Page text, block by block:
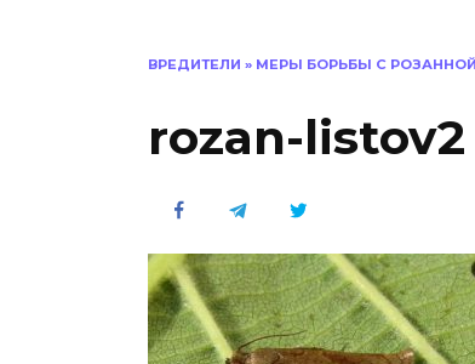
ВРЕДИТЕЛИ » МЕРЫ БОРЬБЫ С
rozan-listov2